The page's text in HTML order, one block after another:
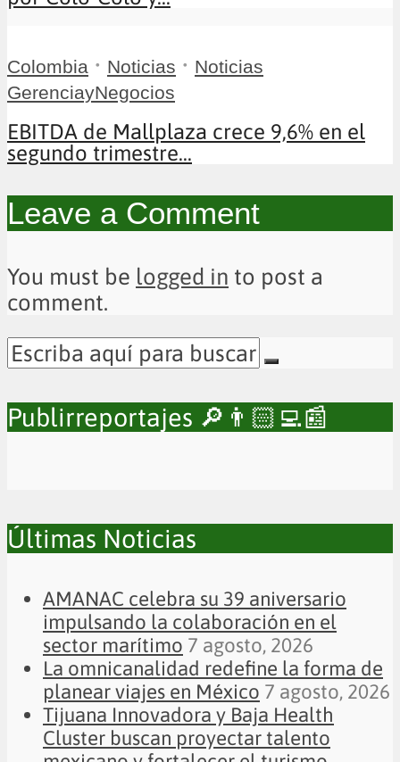
Colombia • Noticias • Noticias
GerenciayNegocios
EBITDA de Mallplaza crece 9,6% en el
segundo trimestre...
Leave a Comment
You must be logged in to post a
comment.
Publirreportajes 🔎👨🏻‍💻📰
Últimas Noticias
AMANAC celebra su 39 aniversario
impulsando la colaboración en el
sector marítimo 7 agosto, 2026
La omnicanalidad redefine la forma de
planear viajes en México 7 agosto, 2026
Tijuana Innovadora y Baja Health
Cluster buscan proyectar talento